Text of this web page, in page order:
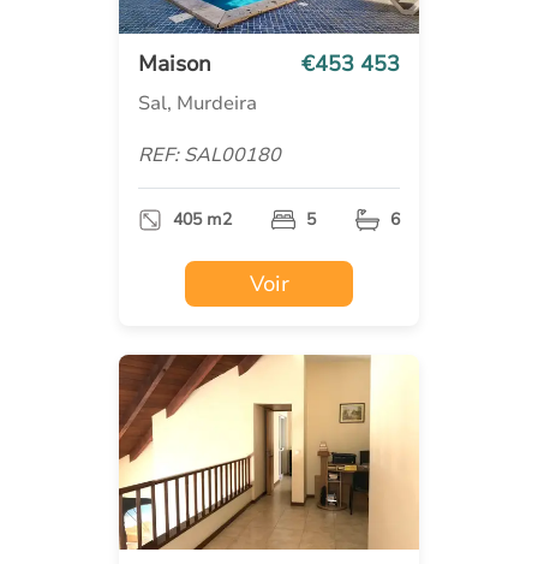
Maison €453 453
Sal, Murdeira
REF: SAL00180
405 m2 5 6
Voir